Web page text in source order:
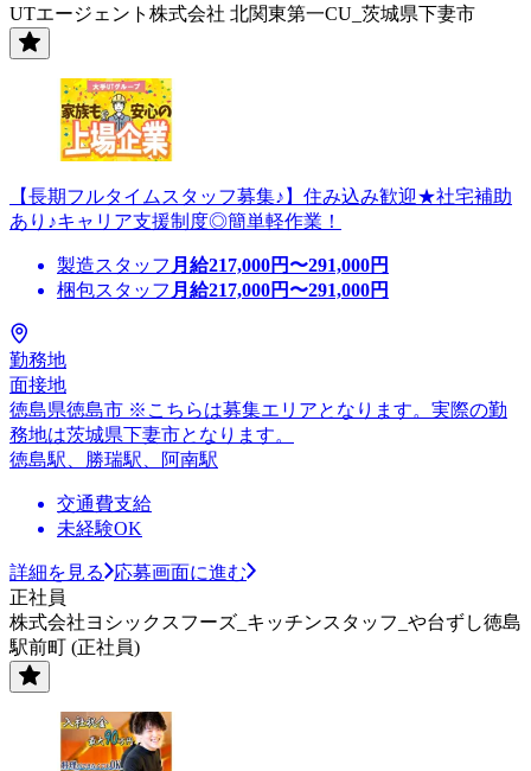
UTエージェント株式会社 北関東第一CU_茨城県下妻市
【長期フルタイムスタッフ募集♪】住み込み歓迎★社宅補助
あり♪キャリア支援制度◎簡単軽作業！
製造スタッフ 月給217,000円〜291,000円
梱包スタッフ 月給217,000円〜291,000円
勤務地
面接地
徳島県徳島市 ※こちらは募集エリアとなります。実際の勤
務地は茨城県下妻市となります。
徳島駅、勝瑞駅、阿南駅
交通費支給
未経験OK
詳細を見る
応募画面に進む
正社員
株式会社ヨシックスフーズ_キッチンスタッフ_や台ずし徳島
駅前町 (正社員)